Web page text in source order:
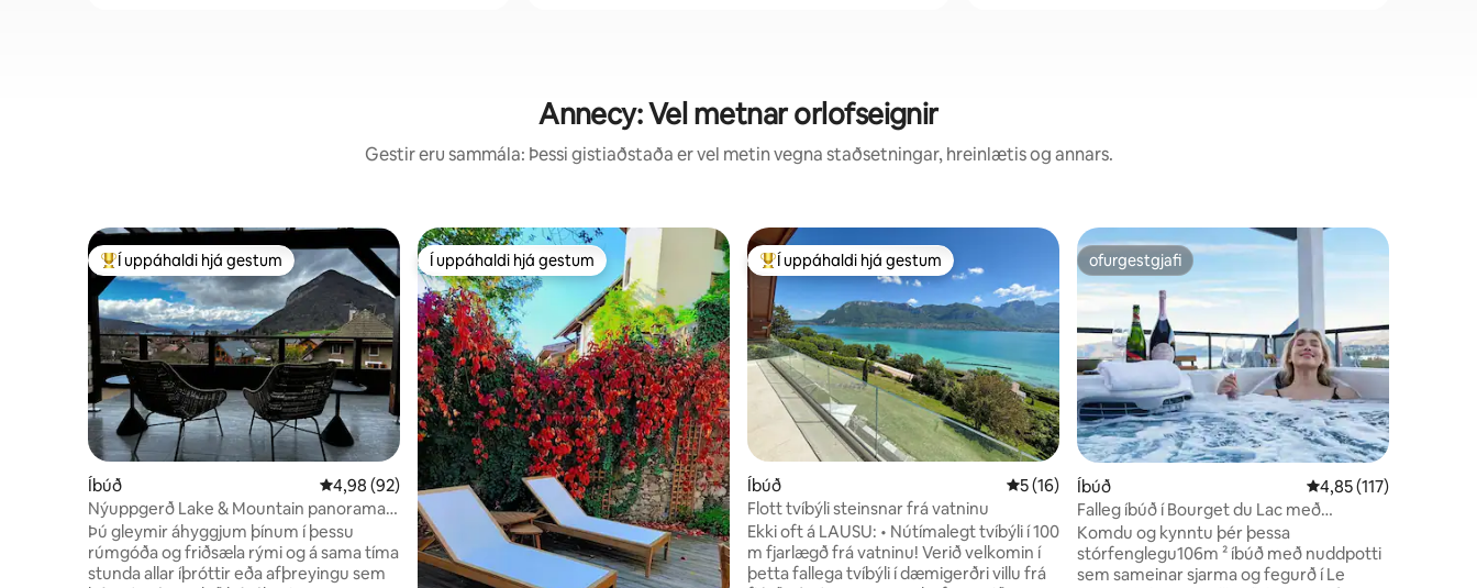
Annecy: Vel metnar orlofseignir
Gestir eru sammála: Þessi gistiaðstaða er vel metin vegna staðsetningar, hreinlætis og annars.
Í mestu uppáhaldi hjá gestum
Í uppáhaldi hjá gestum
Íbúð 4,98 af 5 í meðaleinkunn, 92 umsagnir
4,98 (92)
Nýuppgerð Lake & Mountain panorama
íbúð
Þú gleymir áhyggjum þínum í þessu
rúmgóða og friðsæla rými og á sama tíma
stunda allar íþróttir eða afþreyingu sem
Í uppáhaldi hjá gestum
Í uppáhaldi hjá gestum Í mestu uppáhaldi hjá gestum
Í uppáhaldi hjá gestum
Íbúð 5 af 5 í meðaleinkunn, 16 umsagnir
5 (16)
Flott tvíbýli steinsnar frá vatninu
Ekki oft á LAUSU: • Nútímalegt tvíbýli í 100
m fjarlægð frá vatninu! Verið velkomin í
þetta fallega tvíbýli í dæmigerðri villu frá
ofurgestgjafi
ofurgestgjafi
Íbúð 4,85 af 5 í
4,85 (117)
Falleg íbúð í Bourget du Lac með
nuddpotti
Komdu og kynntu þér þessa
stórfenglegu106m ² íbúð með nuddpotti
sem sameinar sjarma og fegurð í Le